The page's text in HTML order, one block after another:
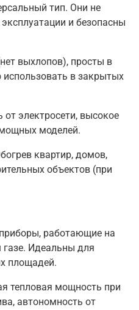
тип. Они не
и безопасны
выхлопов), просты в
в закрытых
от электросети, высокое
моделей.
квартир, домов,
объектов (при
работающие на
Идеальны для
площадей.
тепловая мощность при
автономность от